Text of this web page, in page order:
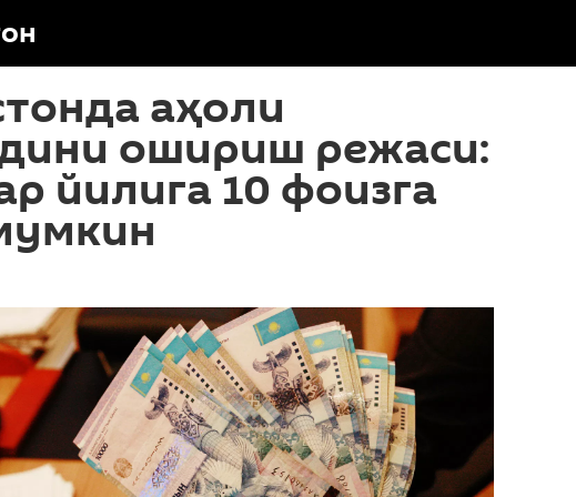
аҳоли
ошириш режаси:
йилига 10 фоизга